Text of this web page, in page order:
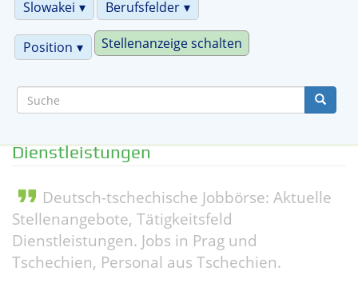
Slowakei Berufsfelder
Position Stellenanzeige schalten
Dienstleistungen
format_quote Deutsch-tschechische Jobbörse: Aktuelle
Stellenangebote, Tätigkeitsfeld
Dienstleistungen. Jobs in Prag und
Tschechien, Personal aus Tschechien.